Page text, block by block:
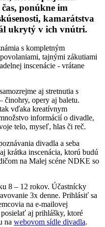
ponúkne im
kamarátstva
ukrytý v ich vnútri.
s kompletným
tajnými zákutiami
inscenácie - vrátane
aj stretnutia s
činohry, opery aj baletu.
vďaka kreatívnym
informácií o divadle,
telo, myseľ, hlas či reč.
divadla a seba
krátka inscenácia, ktorú budú
na Malej scéne NDKE so
8 – 12 rokov. Účastnícky
3x denne. Prihlásiť sa
na e-mailovej
aj prihlášky, ktoré
na webovom sídle divadla.